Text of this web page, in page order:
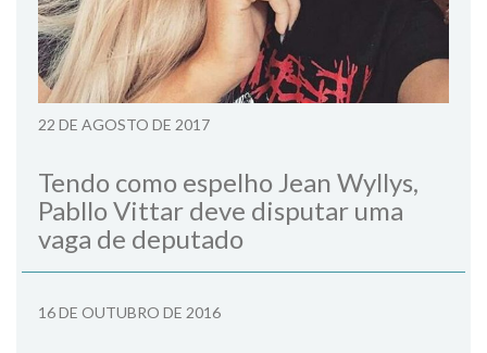
22 DE AGOSTO DE 2017
Tendo como espelho Jean Wyllys,
Pabllo Vittar deve disputar uma
vaga de deputado
16 DE OUTUBRO DE 2016